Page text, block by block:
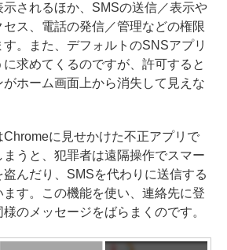
されるほか、SMSの送信／表示や
ス、電話の発信／管理などの権限
。また、デフォルトのSNSアプリ
求めてくるのですが、許可すると
ホーム画面上から消失して見えな
に見せかけた不正アプリで
うと、犯罪者は遠隔操作でスマー
盗んだり、SMSを代わりに送信する
す。この機能を使い、連絡先に登
のメッセージをばらまくのです。